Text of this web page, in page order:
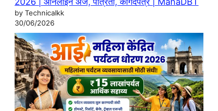
by Technicalkk
30/06/2026